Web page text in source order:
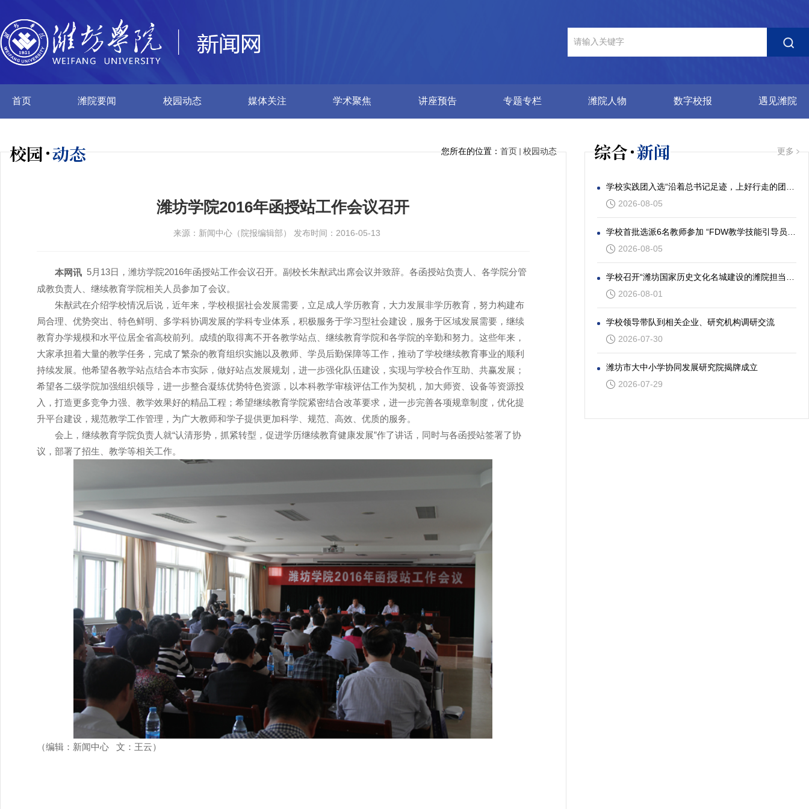
首页 潍院要闻 校园动态 媒体关注 学术聚焦 讲座预告 专题专栏 潍院人物 数字校报 遇见潍院
校园 动态 您所在的位置： 首页 校园动态
潍坊学院2016年函授站工作会议召开
来源：新闻中心（院报编辑部） 发布时间：2016-05-13
本网讯 5月13日，潍坊学院2016年函授站工作会议召开。副校长朱猷武出席会议并致辞。各函授站负责人、各学院分管
成教负责人、继续教育学院相关人员参加了会议。
朱猷武在介绍学校情况后说，近年来，学校根据社会发展需要，立足成人学历教育，大力发展非学历教育，努力构建布
局合理、优势突出、特色鲜明、多学科协调发展的学科专业体系，积极服务于学习型社会建设，服务于区域发展需要，继续
教育办学规模和水平位居全省高校前列。成绩的取得离不开各教学站点、继续教育学院和各学院的辛勤和努力。这些年来，
大家承担着大量的教学任务，完成了繁杂的教育组织实施以及教师、学员后勤保障等工作，推动了学校继续教育事业的顺利
持续发展。他希望各教学站点结合本市实际，做好站点发展规划，进一步强化队伍建设，实现与学校合作互助、共赢发展；
希望各二级学院加强组织领导，进一步整合凝练优势特色资源，以本科教学审核评估工作为契机，加大师资、设备等资源投
入，打造更多竞争力强、教学效果好的精品工程；希望继续教育学院紧密结合改革要求，进一步完善各项规章制度，优化提
升平台建设，规范教学工作管理，为广大教师和学子提供更加科学、规范、高效、优质的服务。
会上，继续教育学院负责人就“认清形势，抓紧转型，促进学历继续教育健康发展”作了讲话，同时与各函授站签署了协
议，部署了招生、教学等相关工作。
（编辑：新闻中心 文：王云）
综合 新闻 更多
2026-08-05
2026-08-05
2026-08-01
学校领导带队到相关企业、研究机构调研交流
2026-07-30
潍坊市大中小学协同发展研究院揭牌成立
2026-07-29